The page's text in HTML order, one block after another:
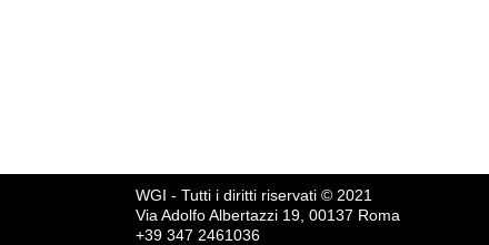
WGI - Tutti i diritti riservati © 2021
Via Adolfo Albertazzi 19, 00137 Roma
+39 347 2461036